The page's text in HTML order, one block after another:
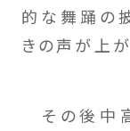
的な舞踊の
きの声が上が
その後中